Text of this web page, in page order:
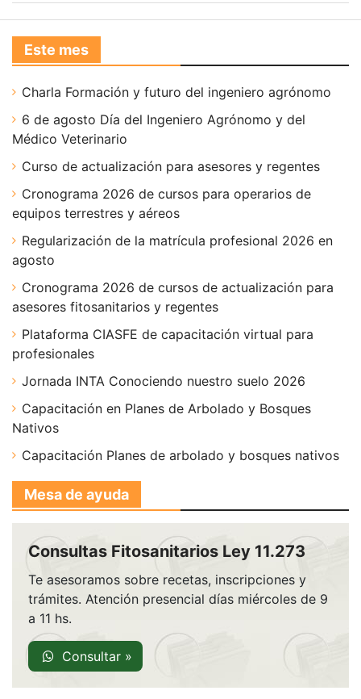
Este mes
Charla Formación y futuro del ingeniero agrónomo
6 de agosto Día del Ingeniero Agrónomo y del
Médico Veterinario
Curso de actualización para asesores y regentes
Cronograma 2026 de cursos para operarios de
equipos terrestres y aéreos
Regularización de la matrícula profesional 2026 en
agosto
Cronograma 2026 de cursos de actualización para
asesores fitosanitarios y regentes
Plataforma CIASFE de capacitación virtual para
profesionales
Jornada INTA Conociendo nuestro suelo 2026
Capacitación en Planes de Arbolado y Bosques
Nativos
Capacitación Planes de arbolado y bosques nativos
Mesa de ayuda
Consultas Fitosanitarios Ley 11.273
Te asesoramos sobre recetas, inscripciones y
trámites. Atención presencial días miércoles de 9
a 11 hs.
Consultar »